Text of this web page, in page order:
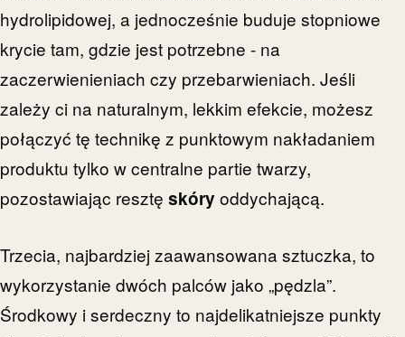
hydrolipidowej, a jednocześnie buduje stopniowe
krycie tam, gdzie jest potrzebne - na
zaczerwienieniach czy przebarwieniach. Jeśli
zależy ci na naturalnym, lekkim efekcie, możesz
połączyć tę technikę z punktowym nakładaniem
produktu tylko w centralne partie twarzy,
pozostawiając resztę skóry oddychającą.
Trzecia, najbardziej zaawansowana sztuczka, to
wykorzystanie dwóch palców jako „pędzla”.
Środkowy i serdeczny to najdelikatniejsze punkty